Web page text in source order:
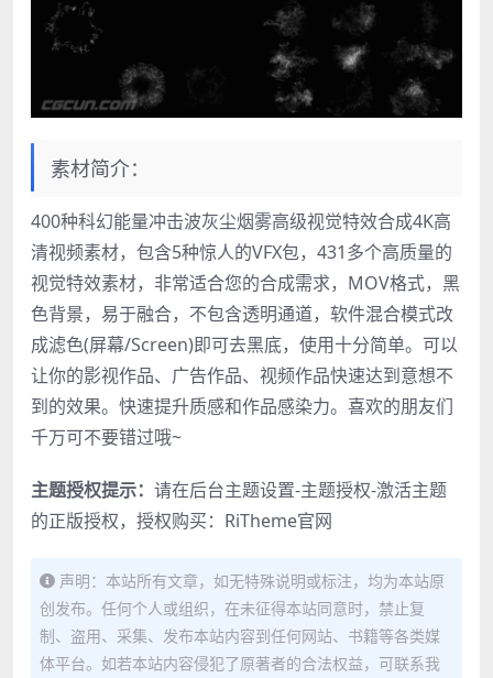
素材简介：
400种科幻能量冲击波灰尘烟雾高级视觉特效合成4K高
清视频素材，包含5种惊人的VFX包，431多个高质量的
视觉特效素材，非常适合您的合成需求，MOV格式，黑
色背景，易于融合，不包含透明通道，软件混合模式改
成滤色(屏幕/Screen)即可去黑底，使用十分简单。可以
让你的影视作品、广告作品、视频作品快速达到意想不
到的效果。快速提升质感和作品感染力。喜欢的朋友们
千万可不要错过哦~
主题授权提示： 请在后台主题设置-主题授权-激活主题
的正版授权，授权购买： RiTheme官网
声明：本站所有文章，如无特殊说明或标注，均为本站原
创发布。任何个人或组织，在未征得本站同意时，禁止复
制、盗用、采集、发布本站内容到任何网站、书籍等各类媒
体平台。如若本站内容侵犯了原著者的合法权益，可联系我